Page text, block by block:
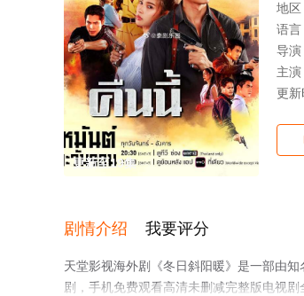
更新至19集
地区
语言
导演
主演
更新
剧情介绍 我要评分
天堂影视海外剧《冬日斜阳暖》是一部由
剧，手机免费观看高清未删减完整版电视